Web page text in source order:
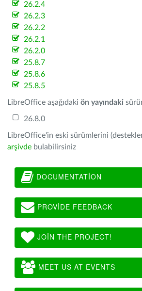
26.2.4
26.2.3
26.2.2
26.2.1
26.2.0
25.8.7
25.8.6
25.8.5
LibreOffice aşağıdaki ön yayındaki
26.8.0
LibreOffice'in eski sürümlerini
arşivde bulabilirsiniz
DOCUMENTATION
PROVIDE FEEDBACK
JOIN THE PROJECT!
MEET US AT EVENTS